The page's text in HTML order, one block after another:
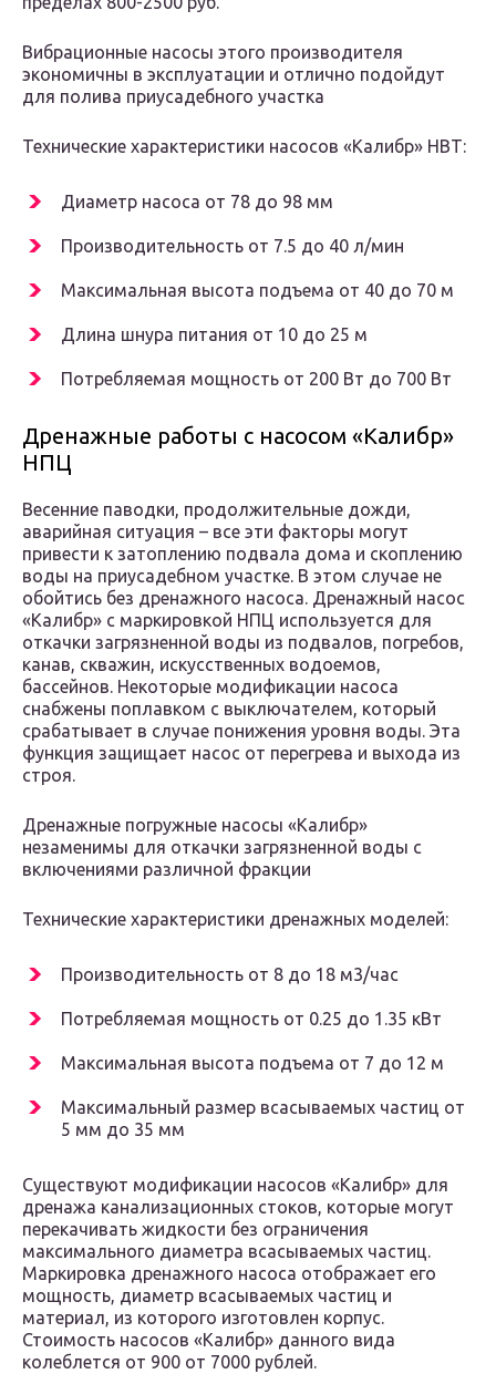
Вибрационные насосы этого производителя
экономичны в эксплуатации и отлично подойдут
для полива приусадебного участка
Технические характеристики насосов «Калибр» НВТ:
Диаметр насоса от 78 до 98 мм
Производительность от 7.5 до 40 л/мин
Максимальная высота подъема от 40 до 70 м
Длина шнура питания от 10 до 25 м
Потребляемая мощность от 200 Вт до 700 Вт
Дренажные работы с насосом «Калибр»
НПЦ
Весенние паводки, продолжительные дожди,
аварийная ситуация – все эти факторы могут
привести к затоплению подвала дома и скоплению
воды на приусадебном участке. В этом случае не
обойтись без дренажного насоса. Дренажный насос
«Калибр» с маркировкой НПЦ используется для
откачки загрязненной воды из подвалов, погребов,
канав, скважин, искусственных водоемов,
бассейнов. Некоторые модификации насоса
снабжены поплавком с выключателем, который
срабатывает в случае понижения уровня воды. Эта
функция защищает насос от перегрева и выхода из
строя.
Дренажные погружные насосы «Калибр»
незаменимы для откачки загрязненной воды с
включениями различной фракции
Технические характеристики дренажных моделей:
Производительность от 8 до 18 м3/час
Потребляемая мощность от 0.25 до 1.35 кВт
Максимальная высота подъема от 7 до 12 м
Максимальный размер всасываемых частиц от
5 мм до 35 мм
Существуют модификации насосов «Калибр» для
дренажа канализационных стоков, которые могут
перекачивать жидкости без ограничения
максимального диаметра всасываемых частиц.
Маркировка дренажного насоса отображает его
мощность, диаметр всасываемых частиц и
материал, из которого изготовлен корпус.
Стоимость насосов «Калибр» данного вида
колеблется от 900 от 7000 рублей.